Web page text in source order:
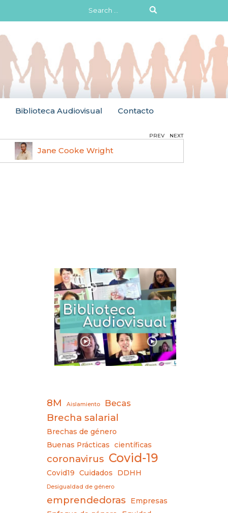
Search
for:
Biblioteca Audiovisual Contacto
Jane Cooke Wright
PREV NEXT
8M Aislamiento Becas
Brecha salarial
Brechas de género
Buenas Prácticas
científicas
coronavirus Covid-19
Covid19 Cuidados DDHH
Desigualdad de género
emprendedoras
Empresas